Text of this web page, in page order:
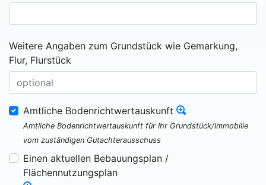
Weitere Angaben zum Grundstück wie Gemarkung,
Flur, Flurstück
Amtliche Bodenrichtwertauskunft
Amtliche Bodenrichtwertauskunft für Ihr Grundstück/Immobilie
vom zuständigen Gutachterausschuss
Einen aktuellen Bebauungsplan /
Flächennutzungsplan